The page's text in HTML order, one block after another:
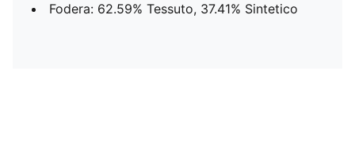
Fodera: 62.59% Tessuto, 37.41% Sintetico